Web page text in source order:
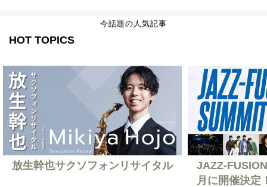
今話題の人気記事
HOT TOPICS
放生幹也サクソフォンリサイタル
JAZZ-
月に開催決定